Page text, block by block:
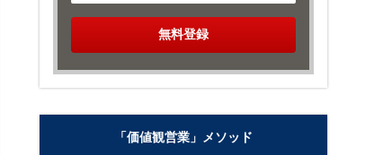
「価値観営業」メソッド